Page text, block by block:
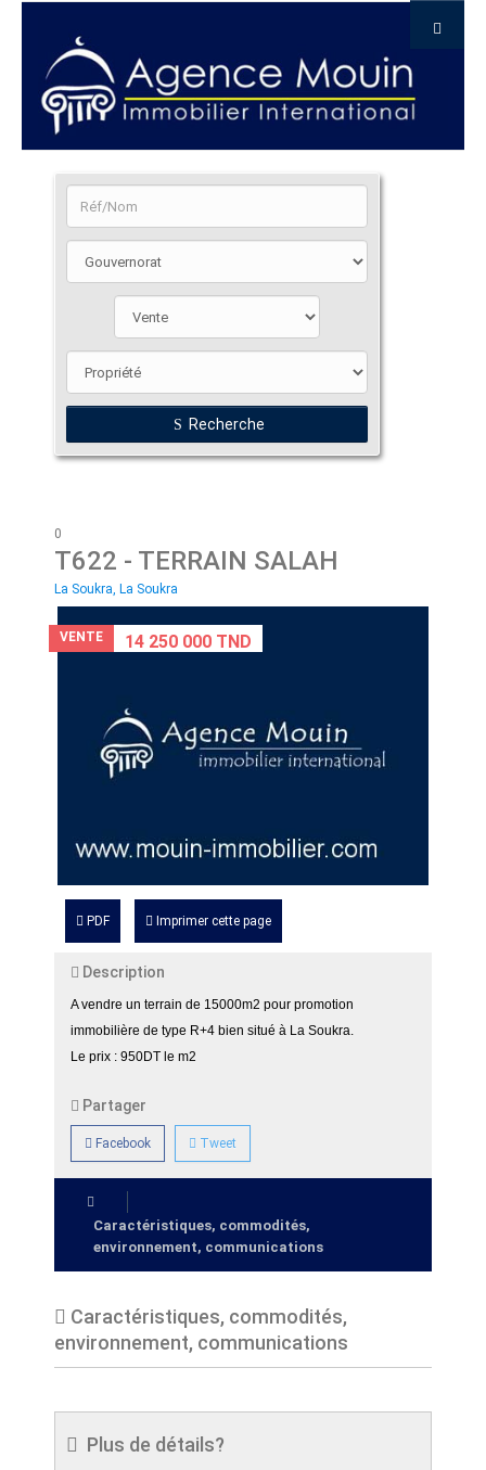
Recherche
0
T622 - TERRAIN SALAH
La Soukra, La Soukra
VENTE 14 250 000 TND
PDF Imprimer cette page
Description
A vendre un terrain de 15000m2 pour promotion
immobilière de type R+4 bien situé à La Soukra.
Le prix : 950DT le m2
Partager
Facebook Tweet
Caractéristiques, commodités,
environnement, communications
Caractéristiques, commodités,
environnement, communications
Plus de détails?